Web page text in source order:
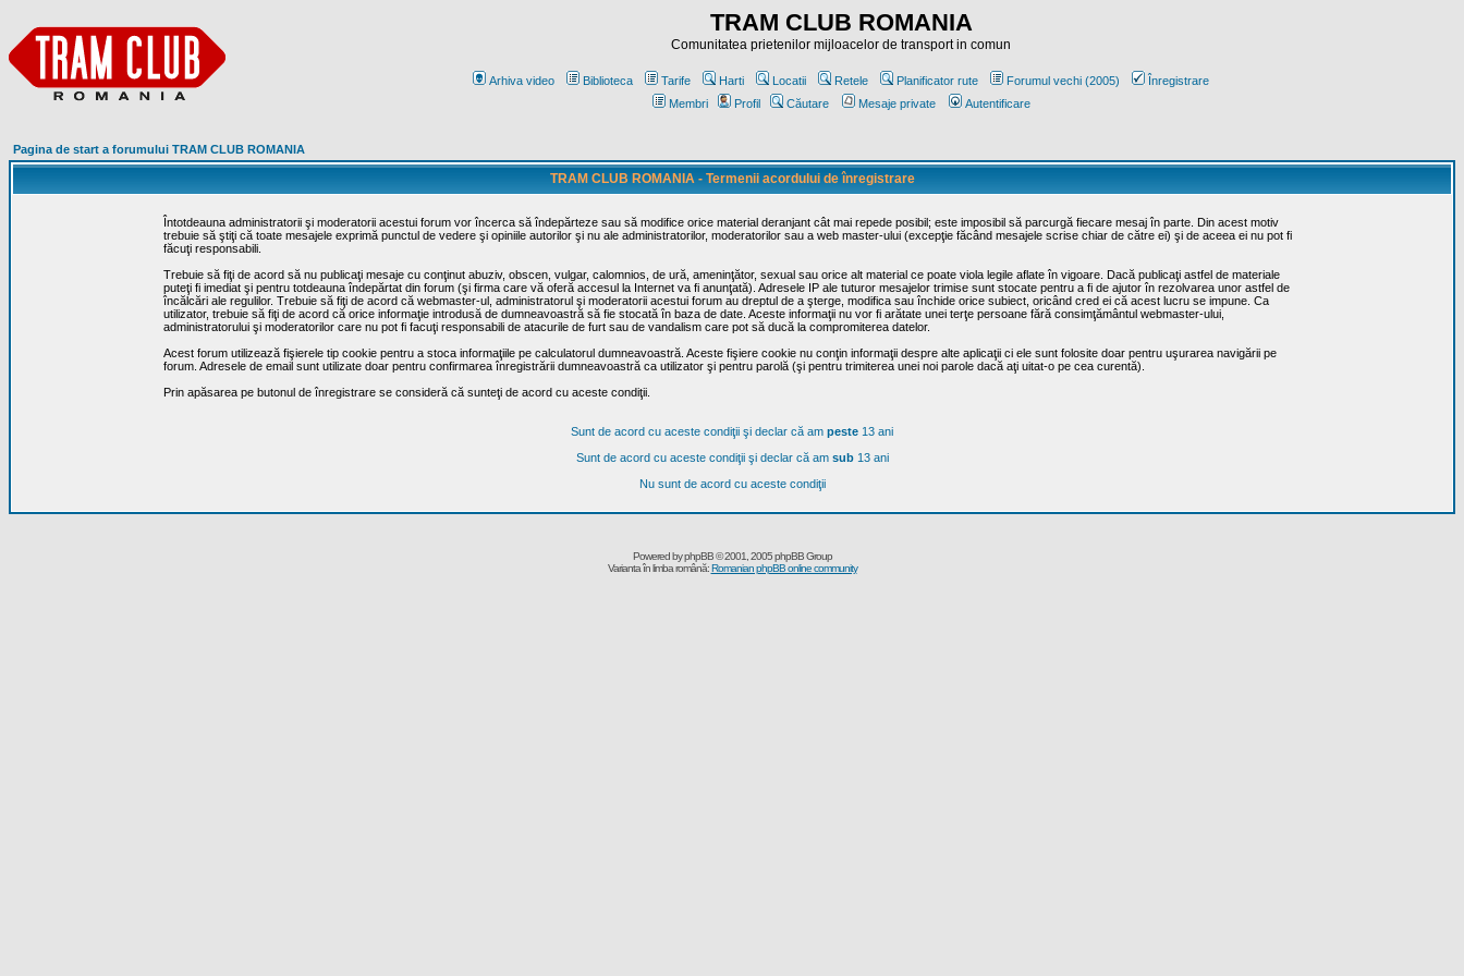
TRAM CLUB ROMANIA
Comunitatea prietenilor mijloacelor de transport in comun
Arhiva video Biblioteca Tarife Harti Locatii Retele Planificator rute Forumul vechi (2005)
Înregistrare
Membri
Profil Căutare Mesaje private Autentificare
Pagina de start a forumului TRAM CLUB ROMANIA
TRAM CLUB ROMANIA - Termenii acordului de înregistrare
Întotdeauna administratorii şi moderatorii acestui forum vor încerca să îndepărteze sau să modifice orice material deranjant cât mai repede posibil; este imposibil să parcurgă fiecare mesaj în parte. Din acest motiv
trebuie să ştiţi că toate mesajele exprimă punctul de vedere şi opiniile autorilor şi nu ale administratorilor, moderatorilor sau a web master-ului (excepţie făcând mesajele scrise chiar de către ei) şi de aceea ei nu pot fi
făcuţi responsabili.
Trebuie să fiţi de acord să nu publicaţi mesaje cu conţinut abuziv, obscen, vulgar, calomnios, de ură, ameninţător, sexual sau orice alt material ce poate viola legile aflate în vigoare. Dacă publicaţi astfel de materiale
puteţi fi imediat şi pentru totdeauna îndepărtat din forum (şi firma care vă oferă accesul la Internet va fi anunţată). Adresele IP ale tuturor mesajelor trimise sunt stocate pentru a fi de ajutor în rezolvarea unor astfel de
încălcări ale regulilor. Trebuie să fiţi de acord că webmaster-ul, administratorul şi moderatorii acestui forum au dreptul de a şterge, modifica sau închide orice subiect, oricând cred ei că acest lucru se impune. Ca
utilizator, trebuie să fiţi de acord că orice informaţie introdusă de dumneavoastră să fie stocată în baza de date. Aceste informaţii nu vor fi arătate unei terţe persoane fără consimţământul webmaster-ului,
administratorului şi moderatorilor care nu pot fi facuţi responsabili de atacurile de furt sau de vandalism care pot să ducă la compromiterea datelor.
Acest forum utilizează fişierele tip cookie pentru a stoca informaţiile pe calculatorul dumneavoastră. Aceste fişiere cookie nu conţin informaţii despre alte aplicaţii ci ele sunt folosite doar pentru uşurarea navigării pe
forum. Adresele de email sunt utilizate doar pentru confirmarea înregistrării dumneavoastră ca utilizator şi pentru parolă (şi pentru trimiterea unei noi parole dacă aţi uitat-o pe cea curentă).
Prin apăsarea pe butonul de înregistrare se consideră că sunteţi de acord cu aceste condiţii.
Sunt de acord cu aceste condiţii şi declar că am peste 13 ani
Sunt de acord cu aceste condiţii şi declar că am sub13 ani
Nu sunt de acord cu aceste condiţii
Powered byphpBB© 2001, 2005 phpBB Group
Varianta în limba română:Romanian phpBB online community